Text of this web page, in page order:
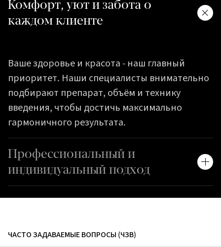
Комфорт, уют и забота о
каждом клиенте
Ваше здоровье и красота - наш главный
приоритет. Наши специалисты внимательно
подбирают препарат, объём и технику
введения, чтобы достичь максимально
гармоничного результата.
Профессиональный и
индивидуальный подход
ЧАСТО ЗАДАВАЕМЫЕ ВОПРОСЫ (ЧЗВ)